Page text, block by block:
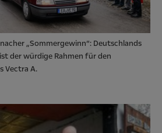
„Sommergewinn“: Deutschlands
der würdige Rahmen für den
Vectra A.